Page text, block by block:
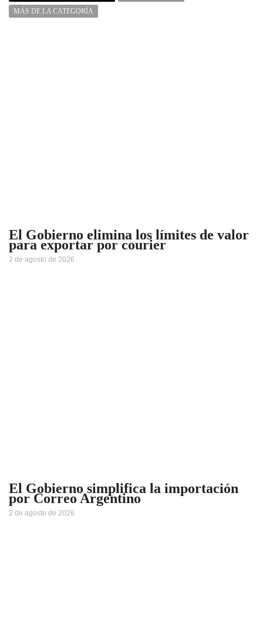
MÁS DE LA CATEGORÍA
El Gobierno elimina los límites de valor
para exportar por courier
2 de agosto de 2026
El Gobierno simplifica la importación
por Correo Argentino
2 de agosto de 2026